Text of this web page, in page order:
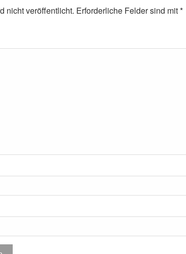
nicht veröffentlicht. Erforderliche Felder sind mit*